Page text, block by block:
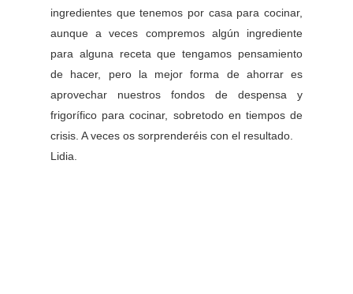
ingredientes que tenemos por casa para cocinar,
aunque a veces compremos algún ingrediente
para alguna receta que tengamos pensamiento
de hacer, pero la mejor forma de ahorrar es
aprovechar nuestros fondos de despensa y
frigorífico para cocinar, sobretodo en tiempos de
crisis. A veces os sorprenderéis con el resultado.
Lidia.